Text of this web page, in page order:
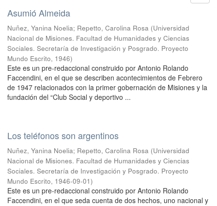
Asumió Almeida
Nuñez, Yanina Noelia; Repetto, Carolina Rosa (Universidad
Nacional de Misiones. Facultad de Humanidades y Ciencias
Sociales. Secretaría de Investigación y Posgrado. Proyecto
Mundo Escrito, 1946)
Este es un pre-redaccional construido por Antonio Rolando
Faccendini, en el que se describen acontecimientos de Febrero
de 1947 relacionados con la primer gobernación de Misiones y la
fundación del “Club Social y deportivo ...
Los teléfonos son argentinos
Nuñez, Yanina Noelia; Repetto, Carolina Rosa (Universidad
Nacional de Misiones. Facultad de Humanidades y Ciencias
Sociales. Secretaría de Investigación y Posgrado. Proyecto
Mundo Escrito, 1946-09-01)
Este es un pre-redaccional construido por Antonio Rolando
Faccendini, en el que seda cuenta de dos hechos, uno nacional y